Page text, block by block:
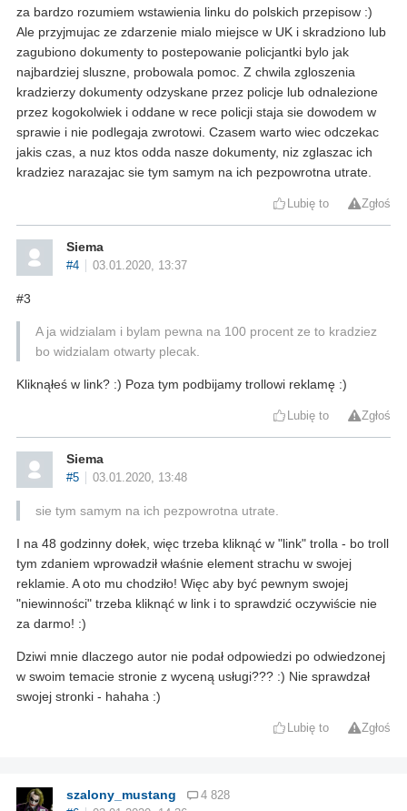
za bardzo rozumiem wstawienia linku do polskich przepisow :)
Ale przyjmujac ze zdarzenie mialo miejsce w UK i skradziono lub
zagubiono dokumenty to postepowanie policjantki bylo jak
najbardziej sluszne, probowala pomoc. Z chwila zgloszenia
kradzierzy dokumenty odzyskane przez policje lub odnalezione
przez kogokolwiek i oddane w rece policji staja sie dowodem w
sprawie i nie podlegaja zwrotowi. Czasem warto wiec odczekac
jakis czas, a nuz ktos odda nasze dokumenty, niz zglaszac ich
kradziez narazajac sie tym samym na ich pezpowrotna utrate.
Lubię to Zgłoś
Siema
#4 03.01.2020, 13:37
#3
A ja widzialam i bylam pewna na 100 procent ze to kradziez
bo widzialam otwarty plecak.
Kliknąłeś w link? :) Poza tym podbijamy trollowi reklamę :)
Lubię to Zgłoś
Siema
#5 03.01.2020, 13:48
sie tym samym na ich pezpowrotna utrate.
I na 48 godzinny dołek, więc trzeba kliknąć w "link" trolla - bo troll
tym zdaniem wprowadził właśnie element strachu w swojej
reklamie. A oto mu chodziło! Więc aby być pewnym swojej
"niewinności" trzeba kliknąć w link i to sprawdzić oczywiście nie
za darmo! :)
Dziwi mnie dlaczego autor nie podał odpowiedzi po odwiedzonej
w swoim temacie stronie z wyceną usługi??? :) Nie sprawdzał
swojej stronki - hahaha :)
Lubię to Zgłoś
szalony_mustang
4 828